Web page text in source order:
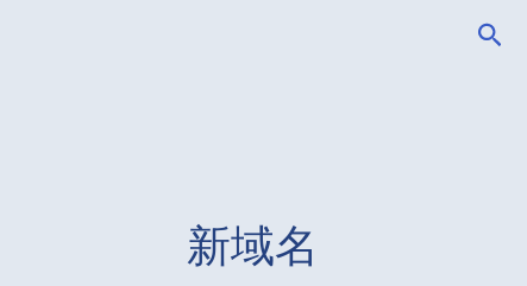
搜
新域名